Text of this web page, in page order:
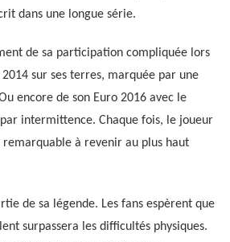
dans une longue série.
de sa participation compliquée lors
sur ses terres, marquée par une
encore de son Euro 2016 avec le
intermittence. Chaque fois, le joueur
à revenir au plus haut
de sa légende. Les fans espèrent que
surpassera les difficultés physiques.